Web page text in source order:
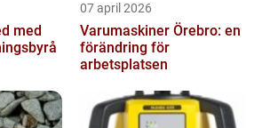
med
07 april 2026
Varumaskiner Örebro: en
förändring för
arbetsplatsen